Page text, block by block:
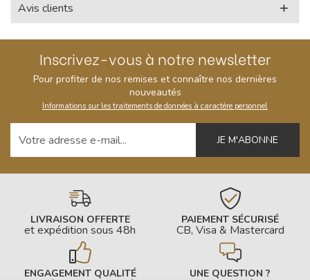
Avis clients
Inscrivez-vous à notre newsletter
Pour profiter de nos remises et connaître nos dernières
nouveautés
Informations sur les traitements de données à caractère personnel
LIVRAISON OFFERTE
et expédition sous 48h
PAIEMENT SÉCURISÉ
CB, Visa & Mastercard
ENGAGEMENT QUALITÉ UNE QUESTION ?